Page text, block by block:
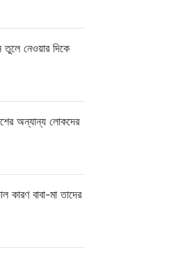
নেওয়ার দিকে
অন্যান্য লোকদের
বাবা-মা তাদের